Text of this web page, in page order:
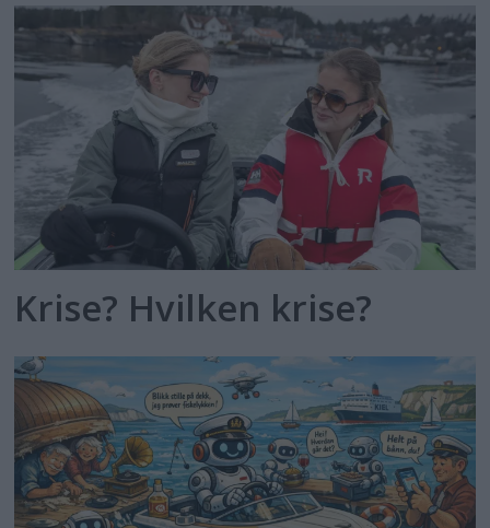
Krise? Hvilken krise?